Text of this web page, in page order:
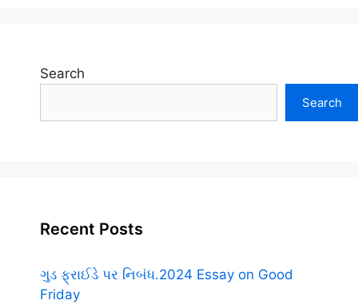
Search
Search
Recent Posts
ગુડ ફ્રાઈડે પર નિબંધ.2024 Essay on Good
Friday